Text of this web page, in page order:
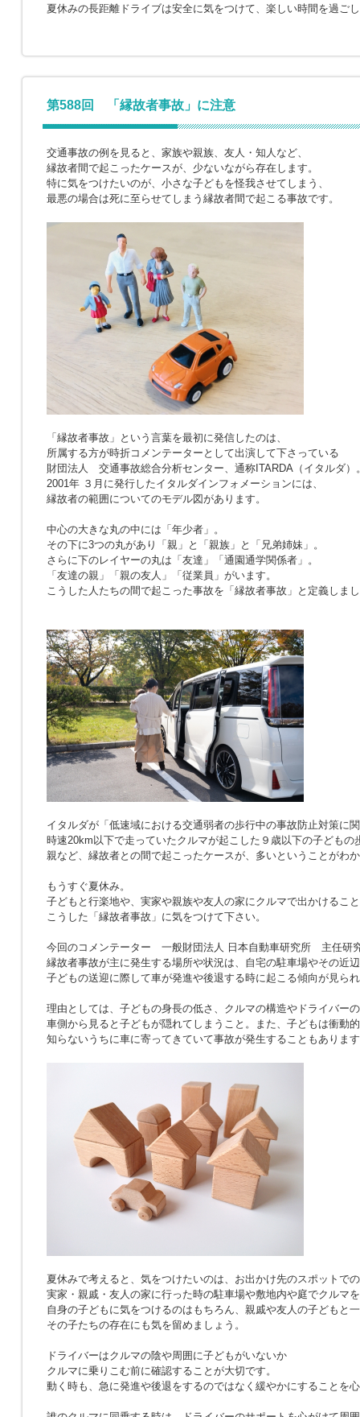
夏休みの長距離ドライブは安全に気をつけて、楽しい時間を過ご
第588回 「縁故者事故」に注意
交通事故の例を見ると、家族や親族、友人・知人など、
縁故者間で起こったケースが、少ないながら存在します。
特に気をつけたいのが、小さな子どもを怪我させてしまう、
最悪の場合は死に至らせてしまう縁故者間で起こる事故です。
「縁故者事故」という言葉を最初に発信したのは、
所属する方が時折コメンテーターとして出演して下さっている
財団法人 交通事故総合分析センター、通称ITARDA（イタルダ）
2001年 ３月に発行したイタルダインフォメーションには、
縁故者の範囲についてのモデル図があります。
中心の大きな丸の中には「年少者」。
その下に3つの丸があり「親」と「親族」と「兄弟姉妹」。
さらに下のレイヤーの丸は「友達」「通園通学関係者」。
「友達の親」「親の友人」「従業員」がいます。
こうした人たちの間で起こった事故を「縁故者事故」と定義しま
イタルダが「低速域における交通弱者の歩行中の事故防止対策に
時速20km以下で走っていたクルマが起こした９歳以下の子どもの
親など、縁故者との間で起こったケースが、多いということがわ
もうすぐ夏休み。
子どもと行楽地や、実家や親族や友人の家にクルマで出かけるこ
こうした「縁故者事故」に気をつけて下さい。
今回のコメンテーター 一般財団法人 日本自動車研究所 主任研
縁故者事故が主に発生する場所や状況は、自宅の駐車場やその近
子どもの送迎に際して車が発進や後退する時に起こる傾向が見ら
理由としては、子どもの身長の低さ、クルマの構造やドライバー
車側から見ると子どもが隠れてしまうこと。また、子どもは衝動
知らないうちに車に寄ってきていて事故が発生することもありま
夏休みで考えると、気をつけたいのは、お出かけ先のスポットで
実家・親戚・友人の家に行った時の駐車場や敷地内や庭でクルマ
自身の子どもに気をつけるのはもちろん、親戚や友人の子どもと
その子たちの存在にも気を留めましょう。
ドライバーはクルマの陰や周囲に子どもがいないか
クルマに乗りこむ前に確認することが大切です。
動く時も、急に発進や後退をするのではなく緩やかにすることを